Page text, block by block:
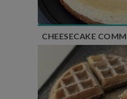
Nombre de
CHEESECAKE
Temps de